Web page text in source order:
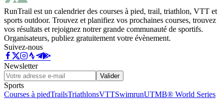
RunTrail est un calendrier des courses à pied, trail, triathlon, VTT et
sports outdoor. Trouvez et planifiez vos prochaines courses, trouvez
vos résultats et rejoignez notrer grande communauté de sportifs.
Organisateurs, publiez gratuitement votre évènement.
Suivez-nous
Newsletter
Valider
Sports
Courses à piedTrailsTriathlonsVTTSwimrunUTMB® World Series